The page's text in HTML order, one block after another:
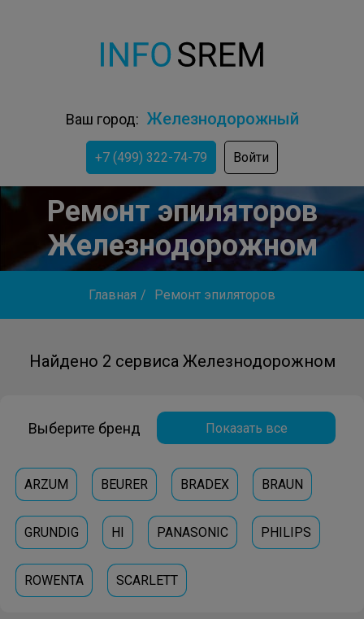
Ваш город: Железнодорожный
+7 (499) 322-74-79 Войти
Ремонт эпиляторов
Железнодорожном
Главная / Ремонт эпиляторов
Найдено 2 сервиса Железнодорожном
Выберите бренд Показать все
ARZUM BEURER BRADEX BRAUN
GRUNDIG HI PANASONIC PHILIPS
ROWENTA SCARLETT